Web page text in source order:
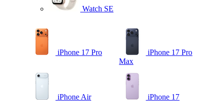
Watch SE
iPhone 17 Pro
iPhone 17 Pro
Max
iPhone Air iPhone 17